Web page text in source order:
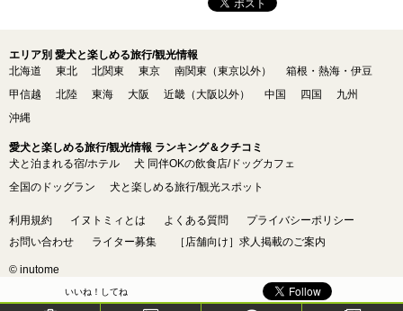
いいね！してね
エリア別 愛犬と楽しめる旅行/観光情報
北海道
東北 北関東 東京 南関東（東京以外）
箱根・熱海・伊豆
甲信越
北陸 東海 大阪 近畿（大阪以外） 中国 四国
九州
沖縄
愛犬と楽しめる旅行/観光情報 ランキング＆クチコミ
犬と泊まれる宿/ホテル
犬 同伴OKの飲食店/ドッグカフェ
全国のドッグラン
犬と楽しめる旅行/観光スポット
利用規約 イヌトミィとは よくある質問
プライバシーポリシー
お問い合わせ
ライター募集 ［店舗向け］求人掲載のご案内
© inutome